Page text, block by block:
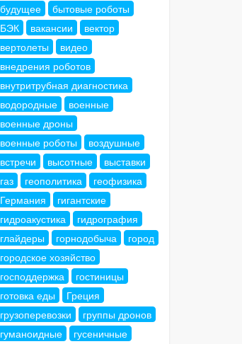
будущее
бытовые роботы
БЭК
вакансии
вектор
вертолеты
видео
внедрения роботов
внутритрубная диагностика
водородные
военные
военные дроны
военные роботы
воздушные
встречи
высотные
выставки
газ
геополитика
геофизика
Германия
гигантские
гидроакустика
гидрография
глайдеры
горнодобыча
город
городское хозяйство
господдержка
гостиницы
готовка еды
Греция
грузоперевозки
группы дронов
гуманоидные
гусеничные